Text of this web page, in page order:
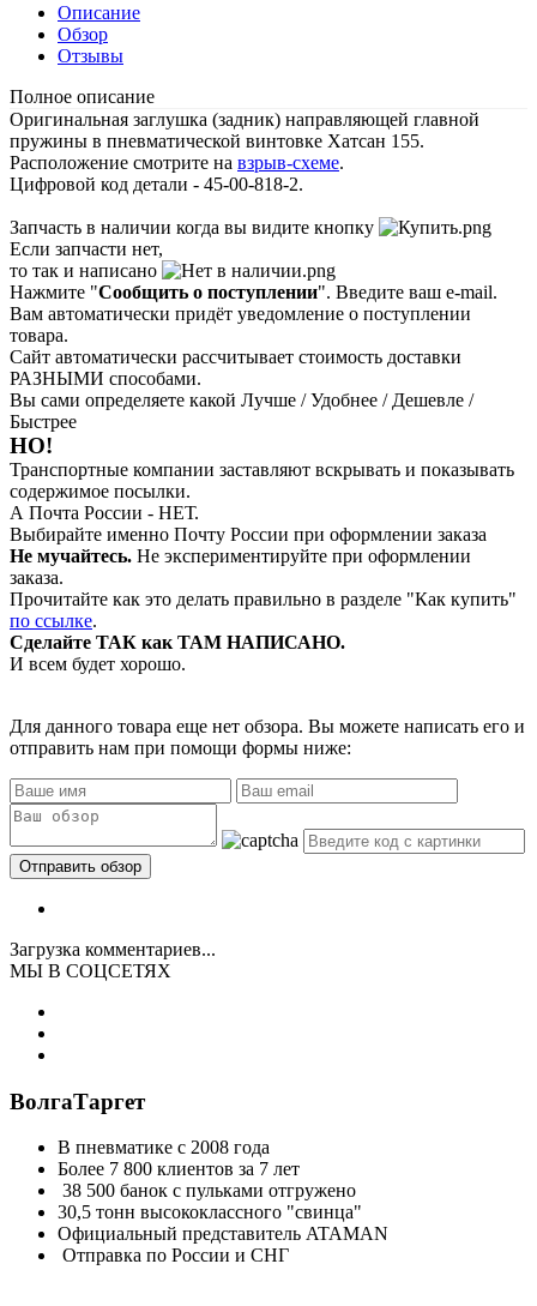
Описание
Обзор
Отзывы
Полное описание
Оригинальная заглушка (задник) направляющей главной
пружины в пневматической винтовке Хатсан 155.
Расположение смотрите на взрыв-схеме.
Цифровой код детали - 45-00-818-2.
Запчасть в наличии когда вы видите кнопку
Если запчасти нет,
то так и написано
Нажмите "Сообщить о поступлении". Введите ваш e-mail.
Вам автоматически придёт уведомление о поступлении
товара.
Сайт автоматически рассчитывает стоимость доставки
РАЗНЫМИ способами.
Вы сами определяете какой Лучше / Удобнее / Дешевле /
Быстрее
НО!
Транспортные компании заставляют вскрывать и показывать
содержимое посылки.
А Почта России - НЕТ.
Выбирайте именно Почту России при оформлении заказа
Не мучайтесь. Не экспериментируйте при оформлении
заказа.
Прочитайте как это делать правильно в разделе "Как купить"
по ссылке.
Сделайте ТАК как ТАМ НАПИСАНО.
И всем будет хорошо.
Для данного товара еще нет обзора. Вы можете написать его и
отправить нам при помощи формы ниже:
Загрузка комментариев...
МЫ В СОЦСЕТЯХ
ВолгаТаргет
В пневматике с 2008 года
Более 7 800 клиентов за 7 лет
38 500 банок с пульками отгружено
30,5 тонн высококлассного "свинца"
Официальный представитель ATAMAN
Отправка по России и СНГ